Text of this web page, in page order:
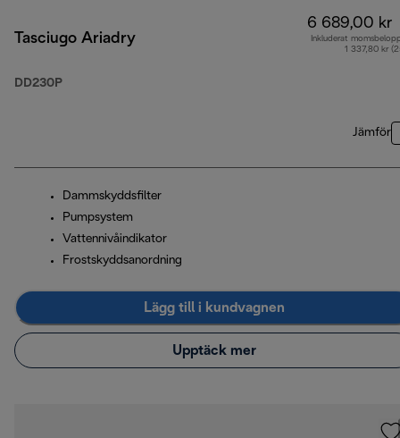
Tasciugo Ariadry
DD230P
6 689,00 kr
Inkluderat
1 337,80 kr
Jämför
Dammskyddsfilter
Pumpsystem
Vattennivåindikator
Frostskyddsanordning
Lägg till i kundvagnen
Upptäck mer